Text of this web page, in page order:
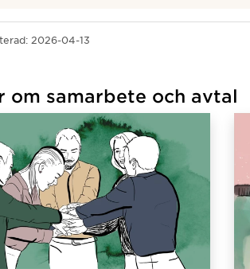
2026-04-13
om samarbete och avtal